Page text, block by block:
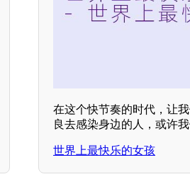
在这个快节奏的时代，让
良去感染身边的人，或许
世界上最快乐的女孩